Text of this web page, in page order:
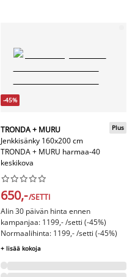
-45%
TRONDA + MURU
Jenkkisänky 160x200 cm
TRONDA + MURU harmaa-40
keskikova
Plus






650,-/SETTI
Alin 30 päivän hinta ennen
kampanjaa: 1199,- /setti (-45%)
Normaalihinta: 1199,- /setti (-45%)
+ lisää kokoja